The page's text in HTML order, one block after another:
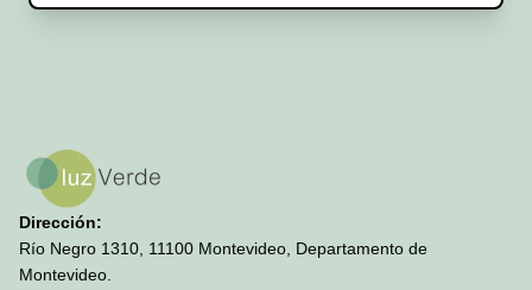
Dirección:
Río Negro 1310, 11100 Montevideo, Departamento de
Montevideo.